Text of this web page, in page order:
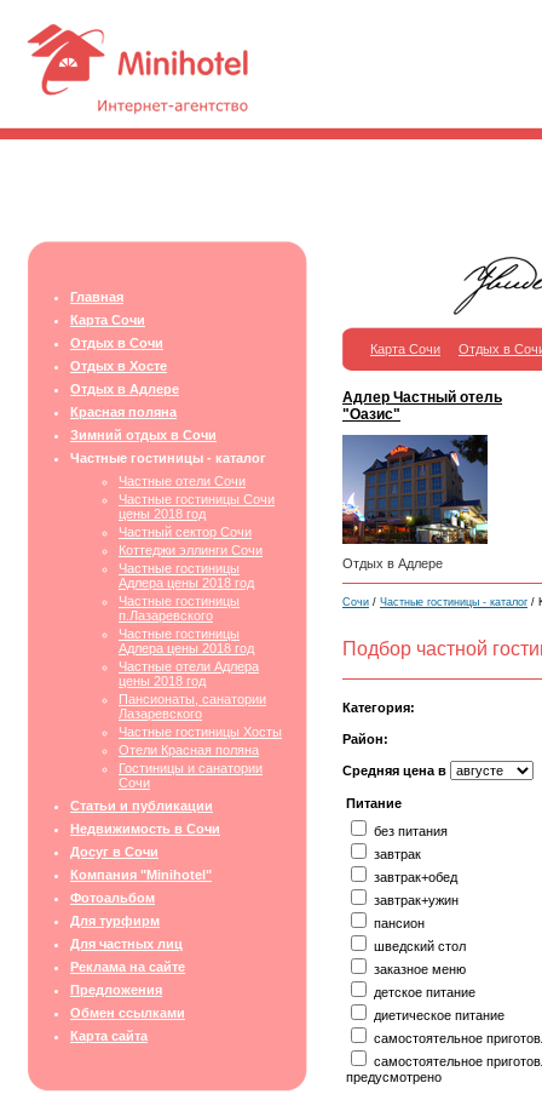
Главная
Карта Сочи
Отдых в Сочи
Отдых в Хосте
Отдых в Адлере
Красная поляна
Зимний отдых в Сочи
Частные гостиницы - каталог
Частные отели Сочи
Частные гостиницы Сочи
цены 2018 год
Частный сектор Сочи
Коттеджи эллинги Сочи
Частные гостиницы
Адлера цены 2018 год
Частные гостиницы
п.Лазаревского
Частные гостиницы
Адлера цены 2018 год
Частные отели Адлера
цены 2018 год
Пансионаты, санатории
Лазаревского
Частные гостиницы Хосты
Отели Красная поляна
Гостиницы и санатории
Сочи
Статьи и публикации
Недвижимость в Сочи
Досуг в Сочи
Компания "Minihotel"
Фотоальбом
Для турфирм
Для частных лиц
Реклама на сайте
Предложения
Обмен ссылками
Карта сайта
Карта Сочи Отдых в
Адлер Частный отель
"Оазис"
Отдых в Адлере
Сочи / Частные гостиницы - каталог /
Подбор частной
Категория:
Район:
Средняя цена в
Питание
без питания
завтрак
завтрак+обед
завтрак+ужин
пансион
шведский стол
заказное меню
детское питание
диетическое питание
самостоятельное
самостоятельное
предусмотрено